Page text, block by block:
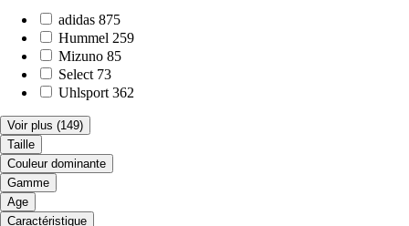
adidas 875
Hummel 259
Mizuno 85
Select 73
Uhlsport 362
Voir plus (149)
Taille
Couleur dominante
Gamme
Age
Caractéristique